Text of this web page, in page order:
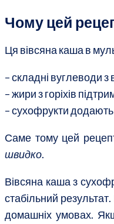
Чому цей
Ця вівсяна каша в
– складні вуглеводи
– жири з горіхів
– сухофрукти
Саме тому цей
швидко.
Вівсяна каша з
стабільний
домашніх умовах.